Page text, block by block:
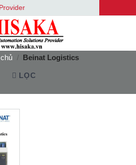
/ Beinat Logistics
LỌC